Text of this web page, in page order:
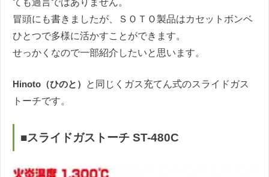
ても過言ではありません。
冒頭にも書きましたが、ＳＯＴＯ製品はカセットボンベ
ひとつで多様に活かすことができます。
せっかくなので一部紹介したいと思います。
Hinoto（ひのと）
と同じくガス充てん式のスライドガス
トーチです。
■スライドガストーチ ST-480C